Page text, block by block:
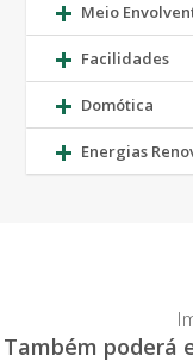
Meio
Facilidades
Domótica
Energias
Também poderá